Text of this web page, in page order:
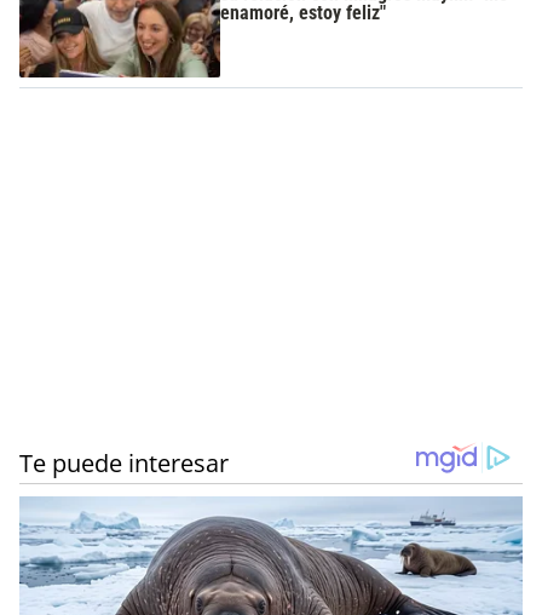
enamoré, estoy feliz"